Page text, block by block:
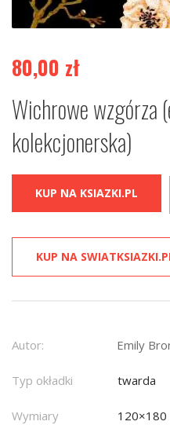
80,00 zł
Wichrowe wzgórza
kolekcjonerska)
KUP NA KSIAZKI.PL
KUP NA
Autor: Emily
Typ okładki twarda
Wymiary 120×180